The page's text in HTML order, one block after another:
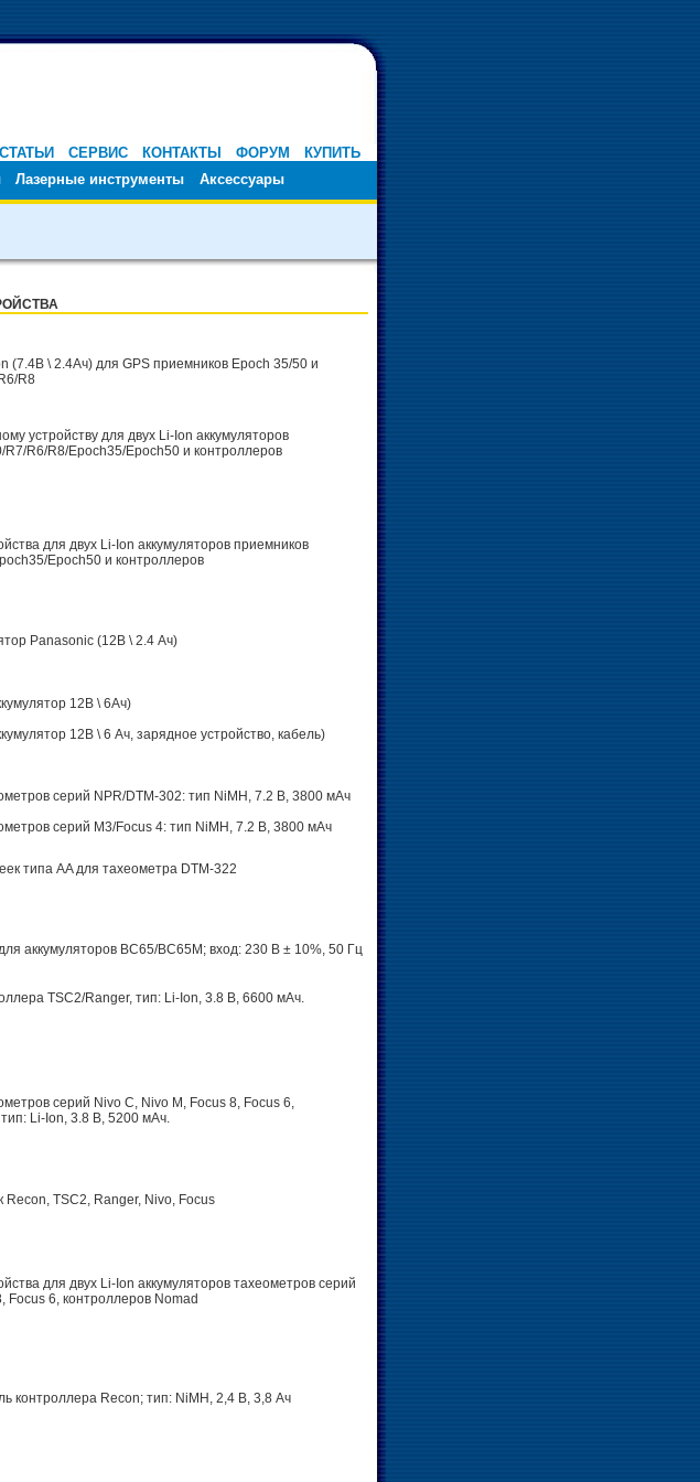
СТАТЬИ СЕРВИС КОНТАКТЫ ФОРУМ
КУПИТЬ
Лазерные инструменты Аксессуары
(7.4В \ 2.4Aч) для GPS приемников Epoch 35/50 и
R8
устройству для двух Li-Ion аккумуляторов
R6/R8/Epoch35/Epoch50 и контроллеров
для двух Li-Ion аккумуляторов приемников
Epoch50 и контроллеров
Panasonic (12В \ 2.4 Aч)
12В \ 6Aч)
12В \ 6 Aч, зарядное устройство, кабель)
серий NPR/DTM-302: тип NiMH, 7.2 В, 3800 мАч
серий M3/Focus 4: тип NiMH, 7.2 В, 3800 мАч
типа AA для тахеометра DTM-322
аккумуляторов BC65/BC65M; вход: 230 В ± 10%, 50 Гц
TSC2/Ranger, тип: Li-Ion, 3.8 В, 6600 мАч.
серий Nivo C, Nivo M, Focus 8, Focus 6,
Li-Ion, 3.8 В, 5200 мАч.
Recon, TSC2, Ranger, Nivo, Focus
для двух Li-Ion аккумуляторов тахеометров серий
Focus 6, контроллеров Nomad
контроллера Recon; тип: NiMH, 2,4 В, 3,8 Ач